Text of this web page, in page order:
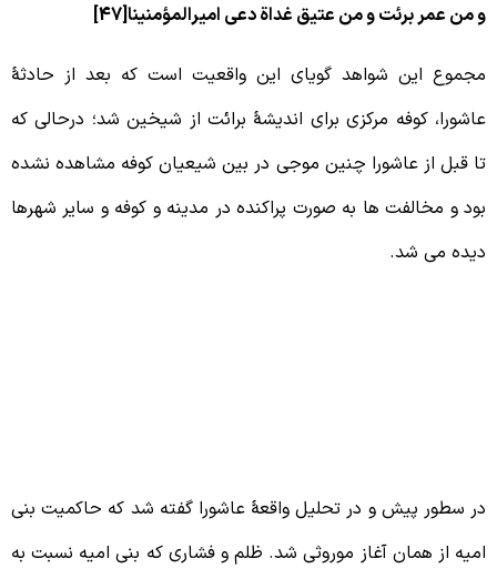
من عمر برئت و من عتیق غداة دعی امیرالمؤمنینا[47]
این شواهد گویای این واقعیت است که بعد از حادثۀ
کوفه مرکزی برای اندیشۀ برائت از شیخین شد؛ درحالی که
قبل از عاشورا چنین موجی در بین شیعیان کوفه مشاهده نشده
و مخالفت ها به صورت پراکنده در مدینه و کوفه و سایر شهرها
می شد.
سطور پیش و در تحلیل واقعۀ عاشورا گفته شد که حاکمیت بنی
از همان آغاز موروثی شد. ظلم و فشاری که بنی امیه نسبت به